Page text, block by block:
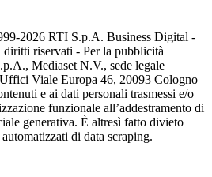
2026 RTI S.p.A. Business Digital -
riservati - Per la pubblicità
Mediaset N.V., sede legale
Viale Europa 46, 20093 Cologno
e ai dati personali trasmessi e/o
funzionale all’addestramento di
generativa. È altresì fatto divieto
di data scraping.